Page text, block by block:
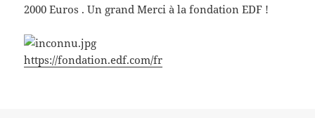
2000 Euros . Un grand Merci à la fondation EDF !
https://fondation.edf.com/fr